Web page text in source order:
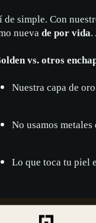
de simple. Con
nueva de por vida.
vs. otros
Nuestra capa de
No usamos
Lo que toca tu piel